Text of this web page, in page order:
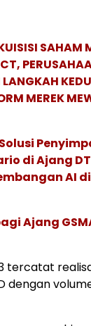
SAHAM
MEREK
di Ajang
AI
Ajang
tercatat
dengan